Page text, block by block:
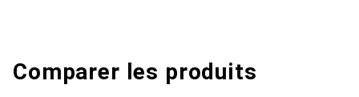
Comparer les produits